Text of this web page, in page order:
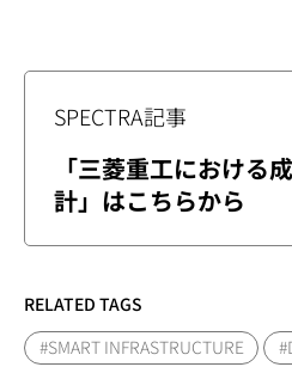
SPECTRA記事
「三菱重工における
計」はこちらから
RELATED TAGS
#SMART INFRASTRUCTURE